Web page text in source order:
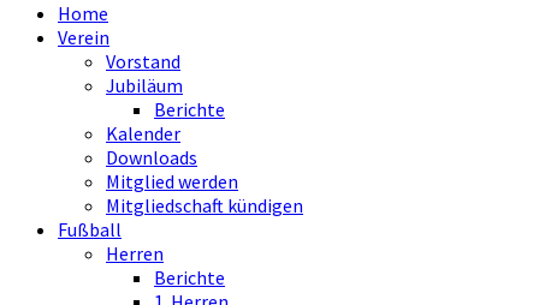
Home
Verein
Vorstand
Jubiläum
Berichte
Kalender
Downloads
Mitglied werden
Mitgliedschaft kündigen
Fußball
Herren
Berichte